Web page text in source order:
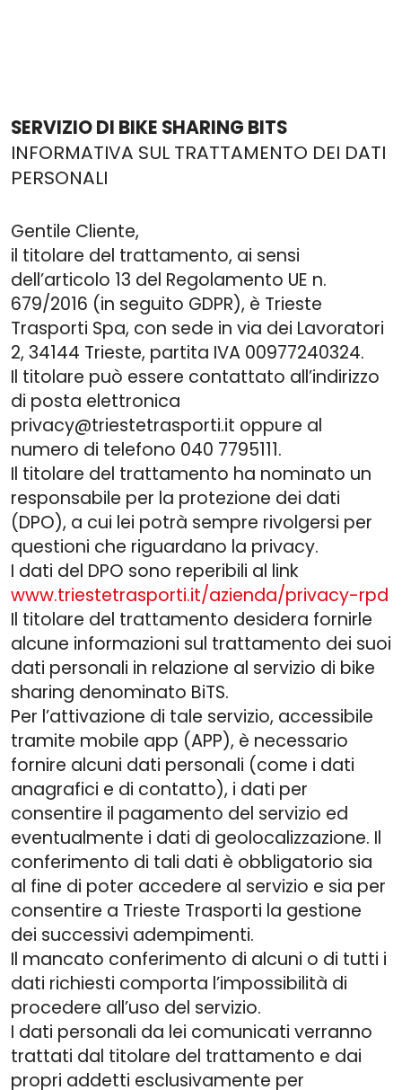
SERVIZIO DI BIKE SHARING BITS
INFORMATIVA SUL TRATTAMENTO DEI DATI
PERSONALI
Gentile Cliente,
il titolare del trattamento, ai sensi
dell’articolo 13 del Regolamento UE n.
679/2016 (in seguito GDPR), è Trieste
Trasporti Spa, con sede in via dei Lavoratori
2, 34144 Trieste, partita IVA 00977240324.
Il titolare può essere contattato all’indirizzo
di posta elettronica
privacy@triestetrasporti.it oppure al
numero di telefono 040 7795111.
Il titolare del trattamento ha nominato un
responsabile per la protezione dei dati
(DPO), a cui lei potrà sempre rivolgersi per
questioni che riguardano la privacy.
I dati del DPO sono reperibili al link
www.triestetrasporti.it/azienda/privacy-rpd
Il titolare del trattamento desidera fornirle
alcune informazioni sul trattamento dei suoi
dati personali in relazione al servizio di bike
sharing denominato BiTS.
Per l’attivazione di tale servizio, accessibile
tramite mobile app (APP), è necessario
fornire alcuni dati personali (come i dati
anagrafici e di contatto), i dati per
consentire il pagamento del servizio ed
eventualmente i dati di geolocalizzazione. Il
conferimento di tali dati è obbligatorio sia
al fine di poter accedere al servizio e sia per
consentire a Trieste Trasporti la gestione
dei successivi adempimenti.
Il mancato conferimento di alcuni o di tutti i
dati richiesti comporta l’impossibilità di
procedere all’uso del servizio.
I dati personali da lei comunicati verranno
trattati dal titolare del trattamento e dai
propri addetti esclusivamente per